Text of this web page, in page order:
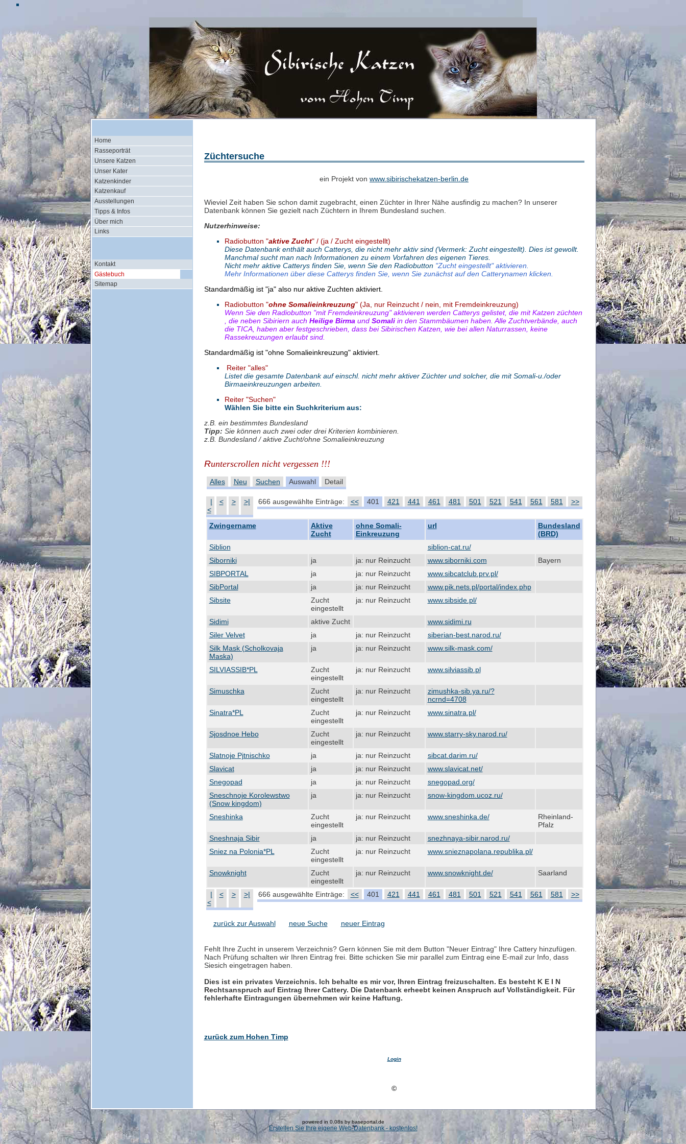
Home
Rasseporträt
Unsere Katzen
Unser Kater
Katzenkinder
Katzenkauf
Ausstellungen
Tipps & Infos
Über mich
Links
Kontakt
Gästebuch
Sitemap
Züchtersuche
ein Projekt von www.sibirischekatzen-berlin.de
Wieviel Zeit haben Sie schon damit zugebracht, einen Züchter in Ihrer Nähe ausfindig zu machen? In unserer
Datenbank können Sie gezielt nach Züchtern in Ihrem Bundesland suchen.
Nutzerhinweise:
Radiobutton "aktive Zucht" / (ja / Zucht eingestellt)
Diese Datenbank enthält auch Catterys, die nicht mehr aktiv sind (Vermerk: Zucht eingestellt). Dies ist gewollt.
Manchmal sucht man nach Informationen zu einem Vorfahren des eigenen Tieres.
Nicht mehr aktive Catterys finden Sie, wenn Sie den Radiobutton "Zucht eingestellt" aktivieren.
Mehr Informationen über diese Catterys finden Sie, wenn Sie zunächst auf den Catterynamen klicken.
Standardmäßig ist "ja" also nur aktive Zuchten aktiviert.
Radiobutton "ohne Somalieinkreuzung" (Ja, nur Reinzucht / nein, mit Fremdeinkreuzung)
Wenn Sie den Radiobutton "mit Fremdeinkreuzung" aktivieren werden Catterys gelistet, die mit Katzen züchten
, die neben Sibiriern auch Heilige Birma und Somaliin den Stammbäumen haben. Alle Zuchtverbände, auch
die TICA, haben aber festgeschrieben, dass bei Sibirischen Katzen, wie bei allen Naturrassen, keine
Rassekreuzungen erlaubt sind.
Standardmäßig ist "ohne Somalieinkreuzung" aktiviert.
Reiter "alles"
Listet die gesamte Datenbank auf einschl. nicht mehr aktiver Züchter und solcher, die mit Somali-u./oder
Birmaeinkreuzungen arbeiten.
Reiter "Suchen"
Wählen Sie bitte ein Suchkriterium aus:
z.B. ein bestimmtes Bundesland
Tipp: Sie können auch zwei oder drei Kriterien kombinieren.
z.B. Bundesland / aktive Zucht/ohne Somalieinkreuzung
Runterscrollen nicht vergessen !!!
Alles Neu Suchen Auswahl Detail
|
<
< > >| 666 ausgewählte Einträge: << 401 421 441 461 481 501 521 541 561 581 >>
Zwingername
Aktive
Zucht
ohne Somali-
Einkreuzung
url
Bundesland
(BRD)
Siblion
siblion-cat.ru/
Siborniki
ja ja: nur Reinzucht www.siborniki.com
Bayern
SIBPORTAL
ja ja: nur Reinzucht
www.sibcatclub.prv.pl/
SibPortal
ja ja: nur Reinzucht
www.pik.nets.pl/portal/index.php
Sibsite
Zucht
eingestellt
ja: nur Reinzucht www.sibside.pl/
Sidimi aktive Zucht
www.sidimi.ru
Siler Velvet
ja ja: nur Reinzucht
siberian-best.narod.ru/
Silk Mask (Scholkovaja
Maska)
ja ja: nur Reinzucht www.silk-mask.com/
SILVIASSIB*PL
Zucht
eingestellt
ja: nur Reinzucht www.silviassib.pl
Simuschka
Zucht
eingestellt
ja: nur Reinzucht
zimushka-sib.ya.ru/?
ncrnd=4708
Sinatra*PL
Zucht
eingestellt
ja: nur Reinzucht www.sinatra.pl/
Sjosdnoe Hebo
Zucht
eingestellt
ja: nur Reinzucht www.starry-sky.narod.ru/
Slatnoje Pjtnischko ja ja: nur Reinzucht
sibcat.darim.ru/
Slavicat
ja ja: nur Reinzucht
www.slavicat.net/
Snegopad
ja ja: nur Reinzucht
snegopad.org/
Sneschnoje Korolewstwo
(Snow kingdom)
ja ja: nur Reinzucht snow-kingdom.ucoz.ru/
Sneshinka
Zucht
eingestellt
ja: nur Reinzucht www.sneshinka.de/
Rheinland-
Pfalz
Sneshnaja Sibir
ja ja: nur Reinzucht
snezhnaya-sibir.narod.ru/
Sniez na Polonia*PL
Zucht
eingestellt
ja: nur Reinzucht www.snieznapolana.republika.pl/
Snowknight
Zucht
eingestellt
ja: nur Reinzucht www.snowknight.de/ Saarland
|
<
< > >| 666 ausgewählte Einträge: << 401 421 441 461 481 501 521 541 561 581 >>
zurück zur Auswahl neue Suche neuer Eintrag
Fehlt Ihre Zucht in unserem Verzeichnis? Gern können Sie mit dem Button "Neuer Eintrag" Ihre Cattery hinzufügen.
Nach Prüfung schalten wir Ihren Eintrag frei. Bitte schicken Sie mir parallel zum Eintrag eine E-mail zur Info, dass
Siesich eingetragen haben.
Dies ist ein privates Verzeichnis. Ich behalte es mir vor, Ihren Eintrag freizuschalten. Es besteht K E I N
Rechtsanspruch auf Eintrag Ihrer Cattery. Die Datenbank erheebt keinen Anspruch auf Vollständigkeit. Für
fehlerhafte Eintragungen übernehmen wir keine Haftung.
zurück zum Hohen Timp
Login
©
powered in 0.08s by baseportal.de
Erstellen Sie Ihre eigene Web-Datenbank - kostenlos!